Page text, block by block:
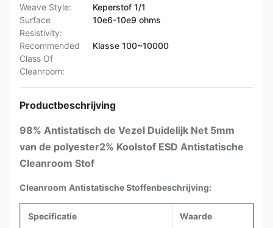
Weave Style:
Keperstof 1/1
Surface
Resistivity:
10e6-10e9 ohms
Recommended
Class Of
Cleanroom:
Klasse 100~10000
Productbeschrijving
98% Antistatisch de Vezel Duidelijk Net 5mm
van de polyester2% Koolstof ESD Antistatische
Cleanroom Stof
Cleanroom Antistatische Stoffenbeschrijving:
Specificatie Waarde